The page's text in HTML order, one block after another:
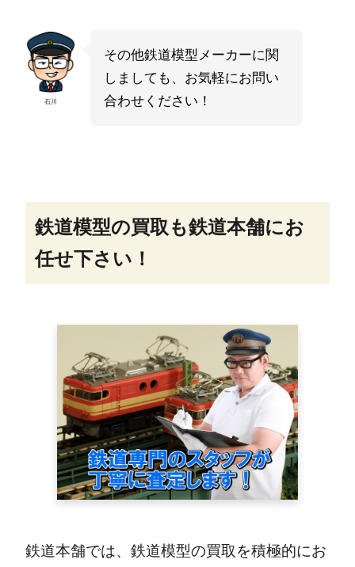
石川
その他鉄道模型メーカーに関
しましても、お気軽にお問い
合わせください！
鉄道模型の買取も鉄道本舗にお
任せ下さい！
鉄道本舗では、鉄道模型の買取を積極的にお